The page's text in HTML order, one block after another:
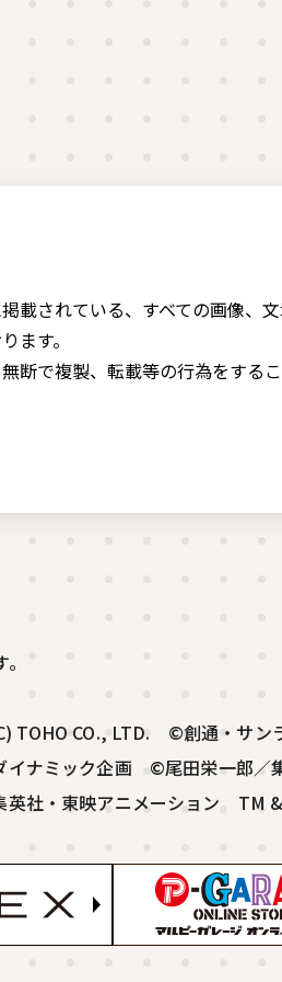
載されている、すべての画像、
ます。
断で複製、転載等の行為をする
TOHO CO., LTD. ©創通・サ
イナミック企画 ©尾田栄一郎／
英社・東映アニメーション TM